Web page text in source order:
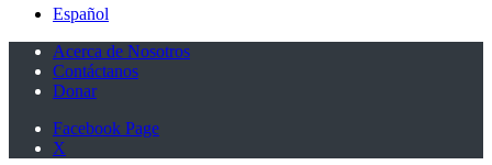
Español
Acerca de Nosotros
Contáctanos
Donar
Facebook Page
X